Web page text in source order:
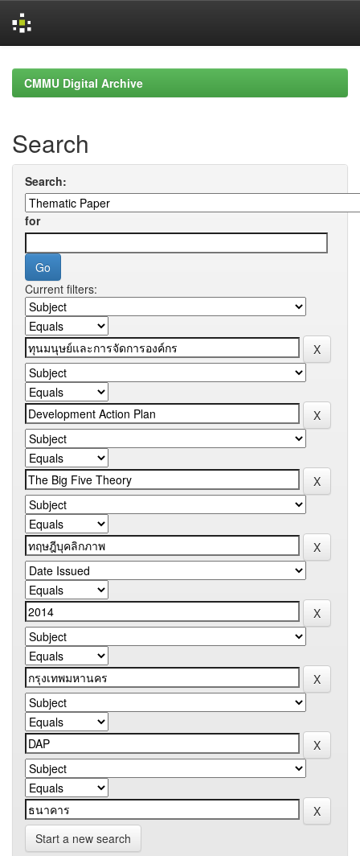
navigationCMMU Digital Archive
Search
Search:
for
Current filters:
Start a new search